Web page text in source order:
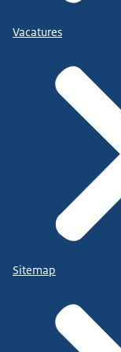
Vacatures
Sitemap